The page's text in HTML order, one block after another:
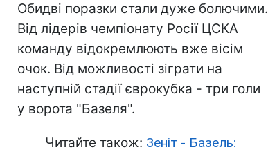
Обидві поразки стали дуже болючими.
Від лідерів чемпіонату Росії ЦСКА
команду відокремлюють вже вісім
очок. Від можливості зіграти на
наступній стадії єврокубка - три голи
у ворота "Базеля".
Читайте також: Зеніт - Базель: